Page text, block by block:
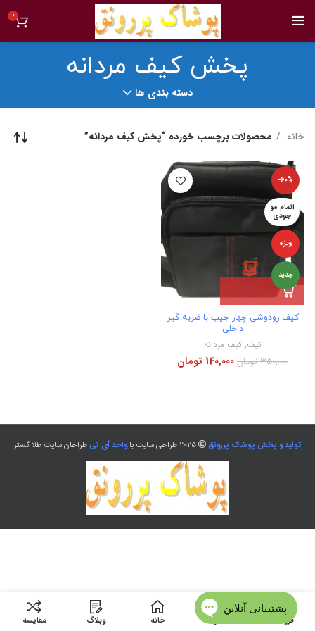
0
پخش کیف مردانه
دسته بندی ها
خانه محصولات برچسب خورده “پخش کیف مردانه”
-60%
اتمام مو
جودی
ویژه
جدید
کیف رودوشی چهار جیب با ضربه گیر
داخلی
کیف, کیف مردانه
350,000 تومان 140,000 تومان
تولید و پخش پوشاک پررونق 2025 طراحی سایت با واحد آی تیطراحان سایت طلا گستر
فروشگاه خانه وبلاگ مقایسه